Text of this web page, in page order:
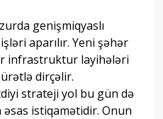
genişmiqyaslı
aparılır. Yeni şəhər
infrastruktur layihələri
dirçəlir.
strateji yol bu gün də
əsas istiqamətidir. Onun